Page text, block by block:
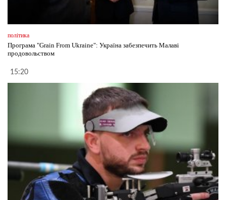
політика
Програма "Grain From Ukraine": Україна забезпечить Малаві
продовольством
15:20